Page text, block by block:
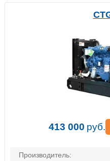
413 000 руб.
Производитель: